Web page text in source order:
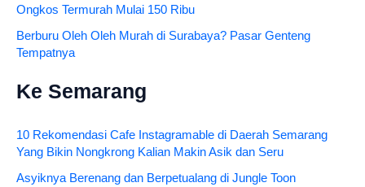
Ongkos Termurah Mulai 150 Ribu
Berburu Oleh Oleh Murah di Surabaya? Pasar Genteng
Tempatnya
Ke Semarang
10 Rekomendasi Cafe Instagramable di Daerah Semarang
Yang Bikin Nongkrong Kalian Makin Asik dan Seru
Asyiknya Berenang dan Berpetualang di Jungle Toon